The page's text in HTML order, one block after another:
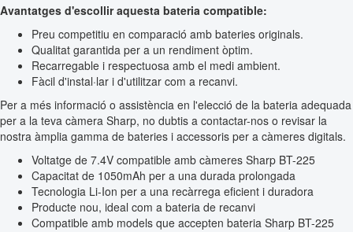
Avantatges d'escollir aquesta bateria compatible:
Preu competitiu en comparació amb bateries originals.
Qualitat garantida per a un rendiment òptim.
Recarregable i respectuosa amb el medi ambient.
Fàcil d'instal·lar i d'utilitzar com a recanvi.
Per a més informació o assistència en l'elecció de la bateria adequada
per a la teva càmera Sharp, no dubtis a contactar-nos o revisar la
nostra àmplia gamma de bateries i accessoris per a càmeres digitals.
Voltatge de 7.4V compatible amb càmeres Sharp BT-225
Capacitat de 1050mAh per a una durada prolongada
Tecnologia Li-Ion per a una recàrrega eficient i duradora
Producte nou, ideal com a bateria de recanvi
Compatible amb models que accepten bateria Sharp BT-225